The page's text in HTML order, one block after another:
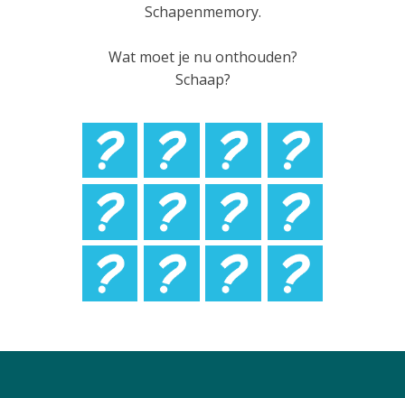
Schapenmemory.
Wat moet je nu onthouden?
Schaap?